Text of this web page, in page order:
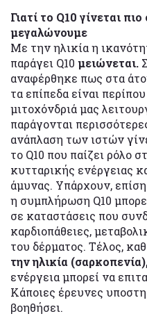
Γιατί το Q10 γίνεται
μεγαλώνουμε
Με την ηλικία η
παράγει Q10 μειώνεται.
αναφέρθηκε πως στα
τα επίπεδα είναι
μιτοχόνδριά μας
παράγονται
ανάπλαση των ιστών
το Q10 που παίζει ρόλο
κυτταρικής ενέργειας
άμυνας. Υπάρχουν,
η συμπλήρωση Q10
σε καταστάσεις που
καρδιοπάθειες,
του δέρματος. Τέλος,
την ηλικία
ενέργεια μπορεί να
Κάποιες έρευνες
βοηθήσει.